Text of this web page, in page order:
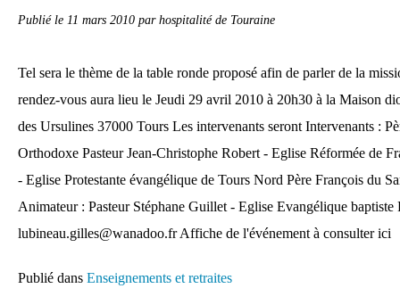
Publié le 11 mars 2010 par hospitalité de Touraine
Tel sera le thème de la table ronde proposé afin de parler de la
rendez-vous aura lieu le Jeudi 29 avril 2010 à 20h30 à la Maison
des Ursulines 37000 Tours Les intervenants seront Intervenants :
Orthodoxe Pasteur Jean-Christophe Robert - Eglise Réformée de
- Eglise Protestante évangélique de Tours Nord Père François du
Animateur : Pasteur Stéphane Guillet - Eglise Evangélique baptiste
lubineau.gilles@wanadoo.fr Affiche de l'événement à consulter ici
Publié dans Enseignements et retraites